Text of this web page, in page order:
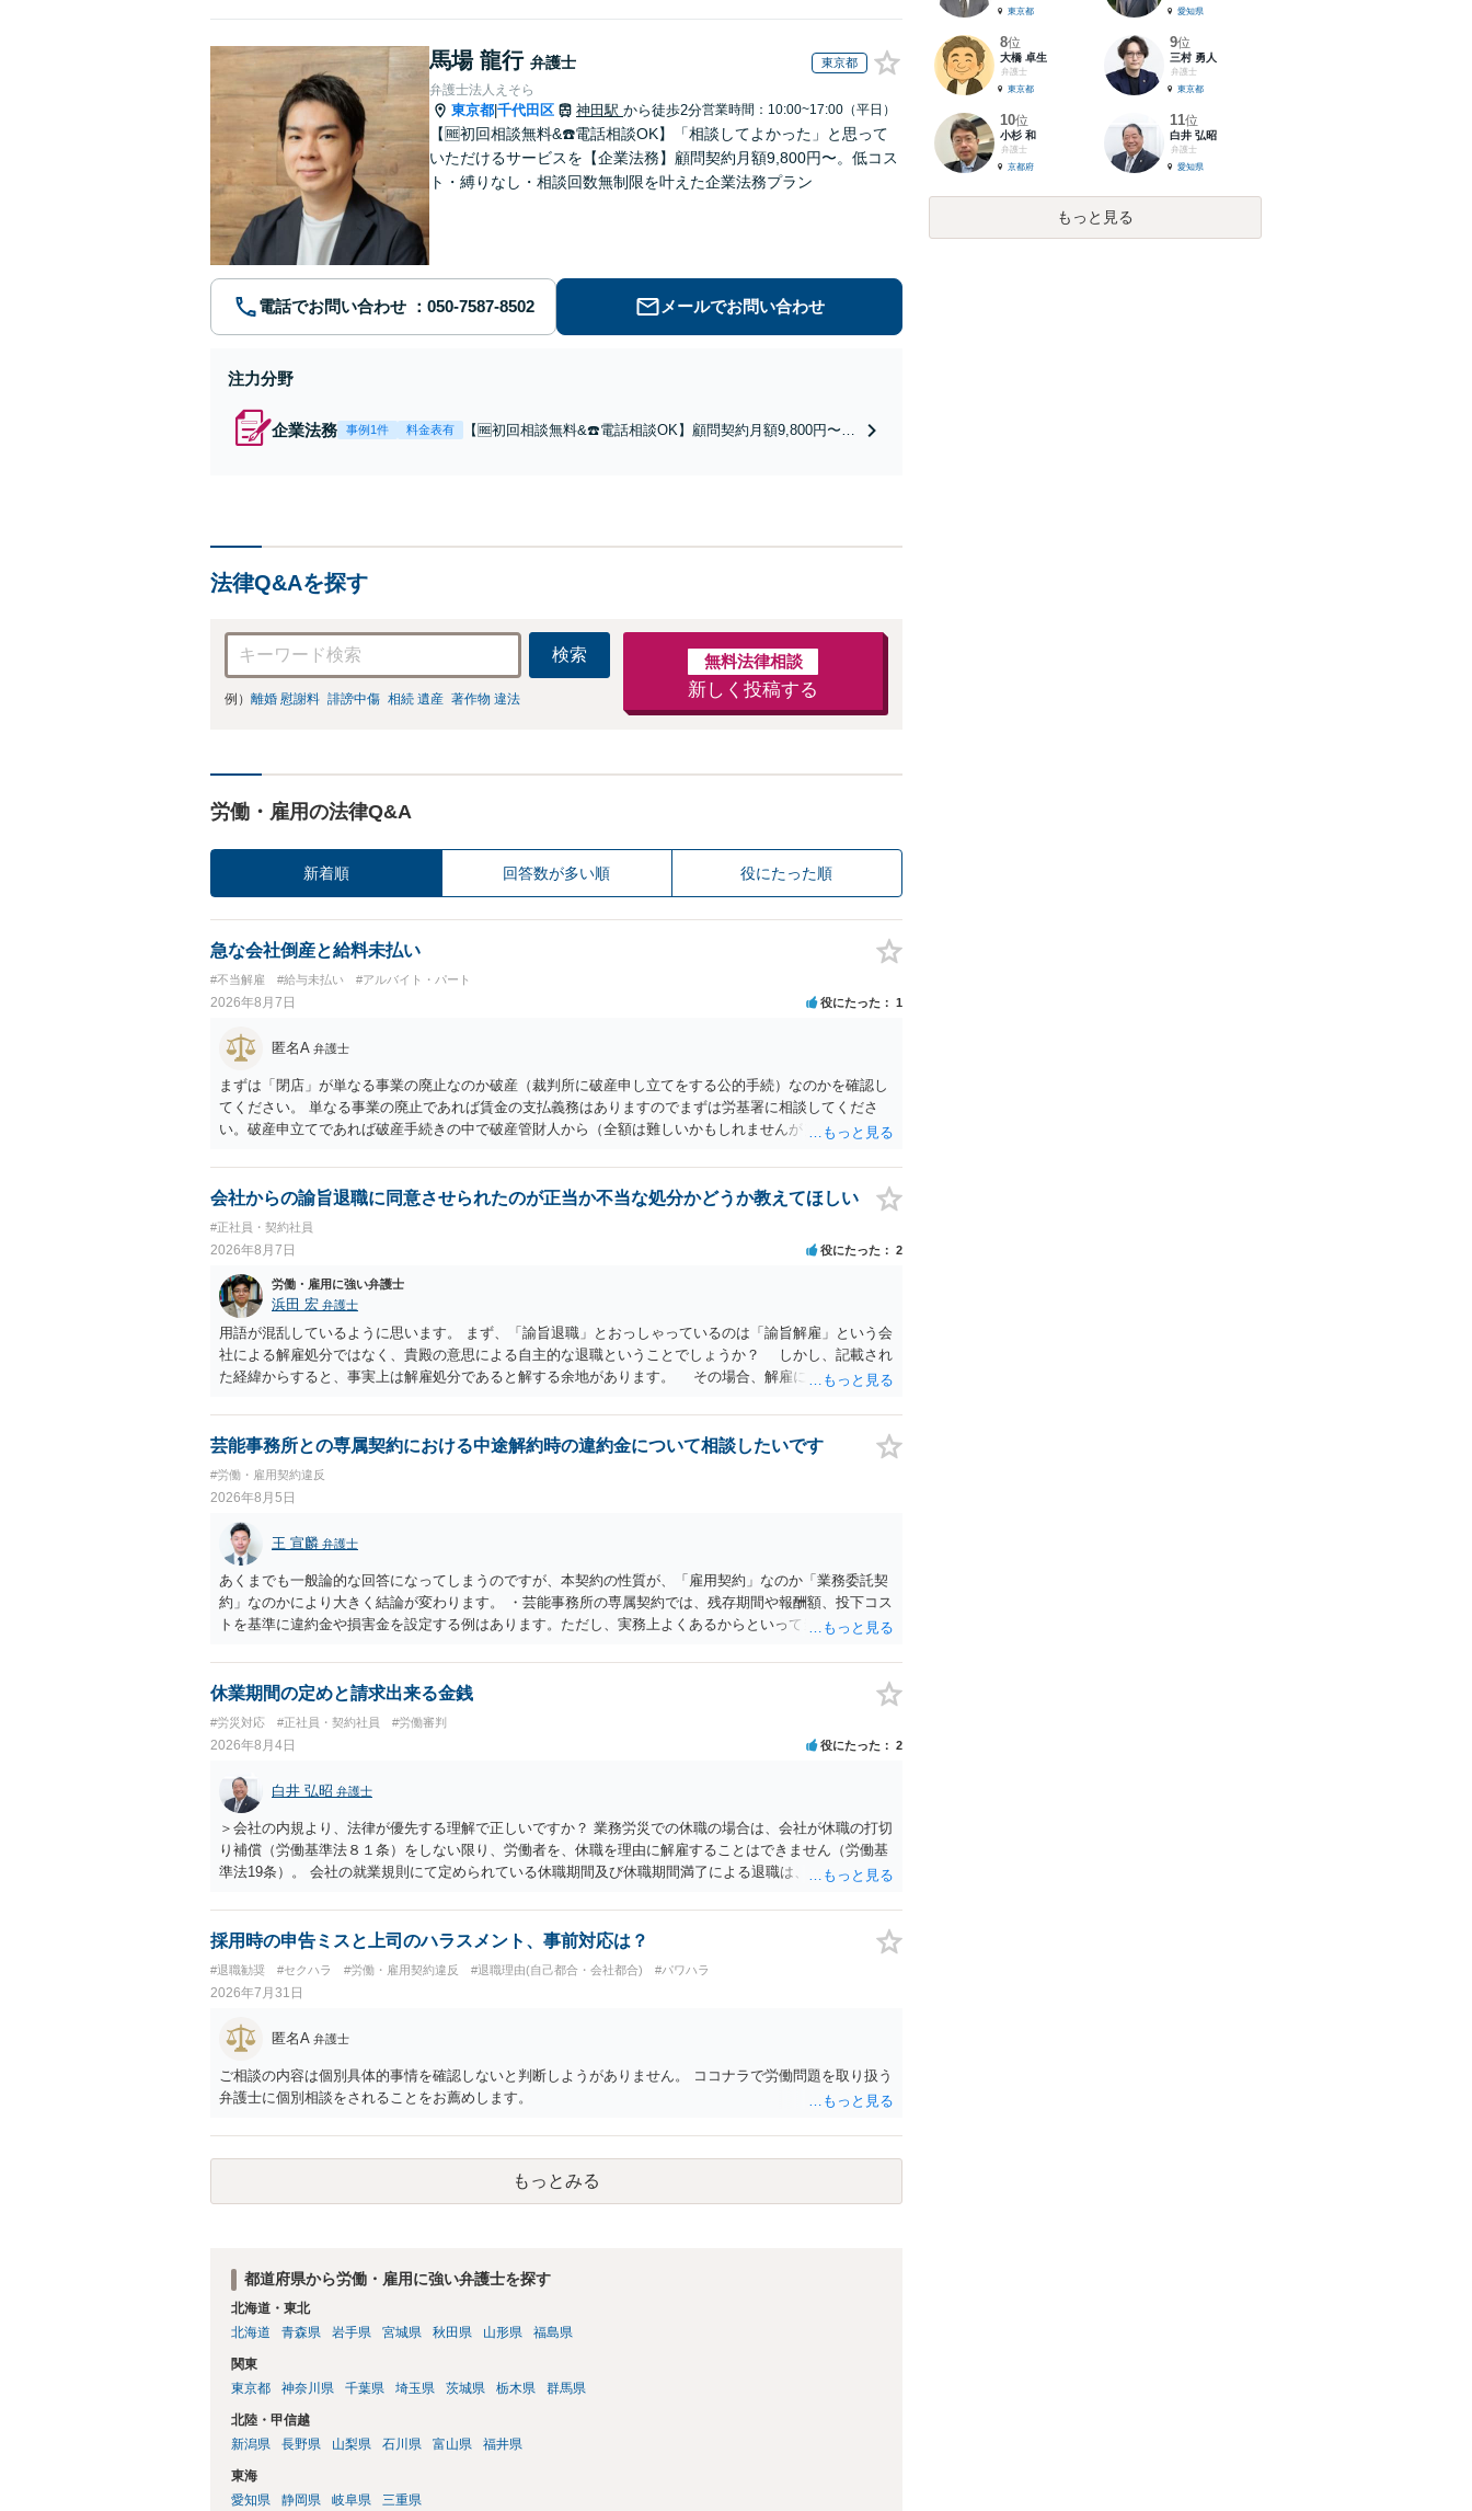
馬場 龍行 弁護士 東京都
弁護士法人えそら
東京都 千代田区 神田駅 から徒歩2分営業時間：10:00~17:00（平日）
【🆓初回相談無料&☎️電話相談OK】「相談してよかった」と思って
いただけるサービスを【企業法務】顧問契約月額9,800円〜。低コス
ト・縛りなし・相談回数無制限を叶えた企業法務プラン
電話でお問い合わせ メールでお問い合わせ
注力分野
企業法務 事例1件 料金表有
【🆓初回相談無料&☎️電話相談OK】顧問契約月額9,800円〜｜
法律Q&Aを探す
検索
例） 離婚 慰謝料 誹謗中傷 相続 遺産 著作物 違法
無料法律相談
新しく投稿する
労働・雇用の法律Q&A
新着順 回答数が多い順 役にたった順
急な会社倒産と給料未払い
#不当解雇 #給与未払い #アルバイト・パート
2026年8月7日 役にたった 1
匿名A 弁護士
まずは「閉店」が単なる事業の廃止なのか破産（裁判所に破産申し立てをする公的手続）なのかを確認し
てください。 単なる事業の廃止であれば賃金の支払義務はありますのでまずは労基署に相談してくださ
い。破産申立てであれば破産手続きの中で破産管財人から（全額は難しいかもしれませんが）賃金などの
に、「独立行政法人労働者健康安全機構 」という公的機関が未払賃金の立替事業を行っています。詳しく
は、同機構の＜未払賃金立替払相談コーナー＞ TEL 044-431-8663 相談時間：土日祝日を除く9:15～17:0
でしょう。
会社からの諭旨退職に同意させられたのが正当か不当な処分かどうか教えてほしい
#正社員・契約社員
2026年8月7日 役にたった 2
労働・雇用に強い弁護士
浜田 宏 弁護士
用語が混乱しているように思います。 まず、「諭旨退職」とおっしゃっているのは「諭旨解雇」という会
社による解雇処分ではなく、貴殿の意思による自主的な退職ということでしょうか？ しかし、記載され
た経緯からすると、事実上は解雇処分であると解する余地があります。 その場合、解雇には客観的で合
結局、貴殿のネット炎上の内容や原因、勤務先に与えた影響などを具体的に検討しなければ、何とも申
し上げることができません。また、育児休業法関係の問題もあるかもしれません。 ある程度労働法に関
芸能事務所との専属契約における中途解約時の違約金について相談したいです
#労働・雇用契約違反
2026年8月5日
王 宣麟 弁護士
あくまでも一般論的な回答になってしまうのですが、本契約の性質が、「雇用契約」なのか「業務委託契
約」なのかにより大きく結論が変わります。 ・芸能事務所の専属契約では、残存期間や報酬額、投下コス
トを基準に違約金や損害金を設定する例はあります。ただし、実務上よくあるからといって当然に適法と
になるわけではありません。契約が労働契約に近い実態なら労基法16条で無効となる余地があり、そうで
なくても、金額が事務所の損害と比べて過大なら無効や減額が争点になります。 ・契約前の修正交渉は一
ではなく「合理的な実費・未回収費用のみ」に限定する、などが典型です。 ・弁護士に契約前に契約書の
内容をレビューしてもらう価値は十分にあると思われます。 争点は、契約類型が雇用か業務委託か、実態
として労働者性があるか、解除事由が双方にどう定められているか、違約金の算定根拠が合理的か、とい
う複数論点に分かれます。契約前なら、交渉のパワーバランスの問題もありますが、修正余地があるう
え、後から争うよりコストを抑えやすいので、資料等を持参の上弁護士に確認されることをお勧めしま
す。 ・事務所側の解除でも、解除理由によってはタレント側に損害賠償が発生する建付けになっているこ
とはあります。ただし、事務所側が一方的に解除したのにタレントへ違約金を課す設計は、合理性や対価
性を欠くとして争いやすいです。逆に、タレント側の重大な契約違反がある場合は、実損害の範囲で請求
される可能性はあります。
休業期間の定めと請求出来る金銭
#労災対応 #正社員・契約社員 #労働審判
2026年8月4日 役にたった 2
白井 弘昭 弁護士
＞会社の内規より、法律が優先する理解で正しいですか？ 業務労災での休職の場合は、会社が休職の打切
り補償（労働基準法８１条）をしない限り、労働者を、休職を理由に解雇することはできません（労働基
準法19条）。 会社の就業規則にて定められている休職期間及び休職期間満了による退職は、業務労災への
たります。 ＞労災の休業補償と、所得補償保険の保険金とは別に、受け取れる金銭はありますでしょう
か？ 業務労災の場合は、会社の安全配慮義務違反が認められると解されますので、会社の損害賠償責任
と思われます。 また、業務労災での第三者行為傷害（同僚の不注意等による事故）の場合は、当該第三者
の賠償責任も考えられます。 労災で支払われた分は、損害額から控除（損益相殺）されますが、それを超
えた部分は、会社もしくは、第三者から支払ってもらうことになります。 会社等との交渉が必要になると
思います（良い会社でしたら、自ら話してくると思いますが・・・）。極めて専門的な話ですので、詳細
もしくは対応を最寄りの弁護士にご相談ください。 以上、ご参考まで。
採用時の申告ミスと上司のハラスメント、事前対応は？
#退職勧奨 #セクハラ #労働・雇用契約違反 #退職理由(自己都合・会社都合) #パワハラ
2026年7月31日
匿名A 弁護士
ご相談の内容は個別具体的事情を確認しないと判断しようがありません。 ココナラで労働問題を取り扱う
弁護士に個別相談をされることをお薦めします。
もっとみる
都道府県から労働・雇用に強い弁護士を探す
北海道・東北
北海道
青森県 岩手県 宮城県 秋田県 山形県 福島県
関東
東京都
神奈川県 千葉県 埼玉県 茨城県 栃木県 群馬県
北陸・甲信越
新潟県
長野県 山梨県 石川県 富山県 福井県
東海
愛知県
静岡県 岐阜県 三重県
東京都
愛知県
8位
大橋 卓生
弁護士
東京都
9位
三村 勇人
弁護士
東京都
10位
小杉 和
弁護士
京都府
11位
白井 弘昭
弁護士
愛知県
もっと見る